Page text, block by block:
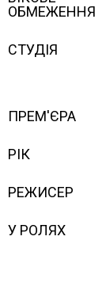
ОБМЕЖЕННЯ
СТУДІЯ
ПРЕМ'ЄРА
РІК
РЕЖИСЕР
У РОЛЯХ